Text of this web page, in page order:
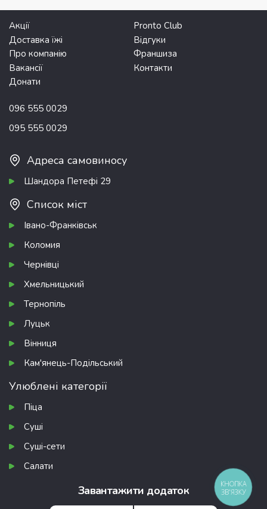
Акції
Pronto Club
Доставка їжі
Відгуки
Про компанію
Франшиза
Вакансії
Контакти
Донати
096 555 0029
095 555 0029
Адреса самовиносу
Шандора Петефі 29
Список міст
Івано-Франківськ
Коломия
Чернівці
Хмельницький
Тернопіль
Луцьк
Вінниця
Кам'янець-Подільський
Улюблені категорії
Піца
Суші
Суші-сети
Салати
Завантажити додаток
КНОПКА
ЗВ'ЯЗКУ